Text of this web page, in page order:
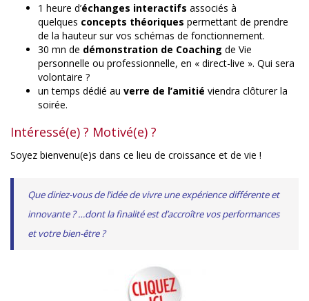
1 heure d’échanges interactifs associés à
quelques concepts théoriques permettant de prendre
de la hauteur sur vos schémas de fonctionnement.
30 mn de démonstration de Coaching de Vie
personnelle ou professionnelle, en « direct-live ». Qui sera
volontaire ?
un temps dédié au verre de l’amitié viendra clôturer la
soirée.
Intéressé(e) ? Motivé(e) ?
Soyez bienvenu(e)s dans ce lieu de croissance et de vie !
Que diriez-vous de l’idée de vivre une expérience différente et
innovante ? …dont la finalité est d’accroître vos performances
et votre bien-être ?